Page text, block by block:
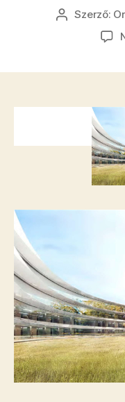
Bejegyzés
szerzője
Szerző: